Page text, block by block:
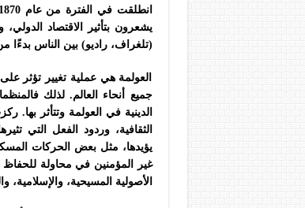
يشعرون بتأثير الاقتصاد
(تلغراف، راديو) بين الناس بدءًا من
العولمة هي عملية تغيير تؤثر
جميع أنحاء العالم. لذلك
الدينية في العولمة وتتأثر بها.
الثقافية، وردود الفعل التي
يؤيدها، مثل بعض الحركات
غير المؤمنين في محاولة
الأصولية المسيحية، والإسلامية،